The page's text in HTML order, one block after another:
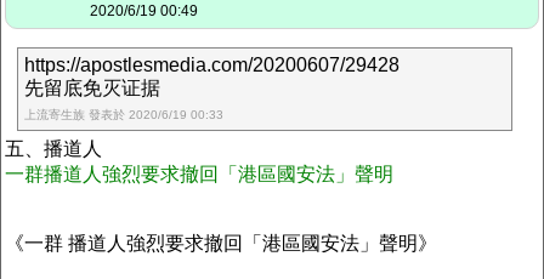
2020/6/19 00:49
https://apostlesmedia.com/20200607/29428
先留底免灭证据
上流寄生族 發表於 2020/6/19 00:33
五、播道人
一群播道人強烈要求撤回「港區國安法」聲明
《一群 播道人強烈要求撤回「港區國安法」聲明》